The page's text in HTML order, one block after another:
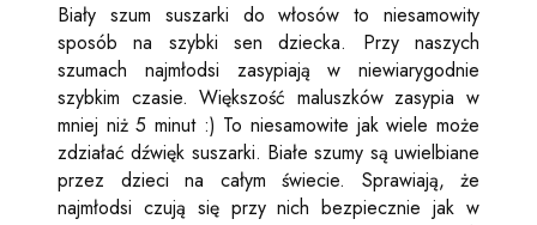
Biały szum suszarki do włosów to niesamowity
sposób na szybki sen dziecka. Przy naszych
szumach najmłodsi zasypiają w niewiarygodnie
szybkim czasie. Większość maluszków zasypia w
mniej niż 5 minut :) To niesamowite jak wiele może
zdziałać dźwięk suszarki. Białe szumy są uwielbiane
przez dzieci na całym świecie. Sprawiają, że
najmłodsi czują się przy nich bezpiecznie jak w